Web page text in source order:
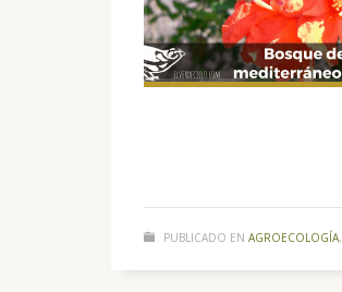
PUBLICADO EN AGROECOLOGÍA,